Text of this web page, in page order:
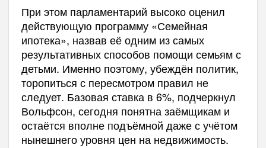
При этом парламентарий высоко оценил
действующую программу «Семейная
ипотека», назвав её одним из самых
результативных способов помощи семьям с
детьми. Именно поэтому, убеждён политик,
торопиться с пересмотром правил не
следует. Базовая ставка в 6%, подчеркнул
Вольфсон, сегодня понятна заёмщикам и
остаётся вполне подъёмной даже с учётом
нынешнего уровня цен на недвижимость.